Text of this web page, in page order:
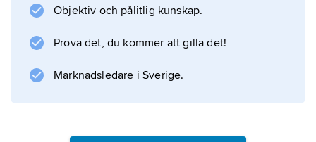
dalgång. I botten påträffas hårda prekambriska
sluttningarna finns sandstenar, skiffrar och
kalkstenar av paleozoisk och mesozoisk ålder.
Särskilt i gryningen
Objektiv och pålitlig kunskap.
Prova det, du kommer att gilla det!
Marknadsledare i Sverige.